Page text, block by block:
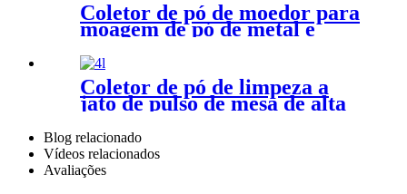
Coletor de pó de moedor para
moagem de pó de metal e
plataforma de remoção de pó
Coletor de pó de limpeza a
jato de pulso de mesa de alta
eficiência
Blog relacionado
Vídeos relacionados
Avaliações